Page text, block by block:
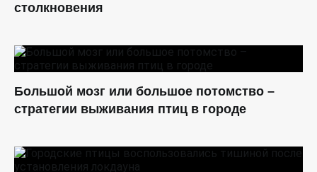
столкновения
Большой мозг или большое потомство –
стратегии выживания птиц в городе